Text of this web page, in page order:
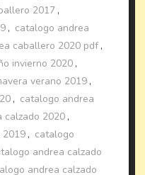
2017 ,
, catalogo andrea
caballero 2020 pdf ,
invierno 2020 ,
verano 2019 ,
, catalogo andrea
calzado 2020 ,
2019 , catalogo
andrea calzado
andrea calzado